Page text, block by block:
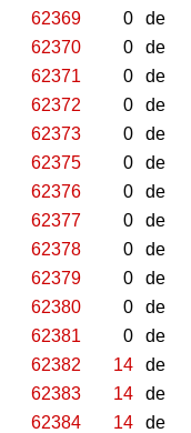
62369
0 de
62370
0 de
62371
0 de
62372
0 de
62373
0 de
62375
0 de
62376
0 de
62377
0 de
62378
0 de
62379
0 de
62380
0 de
62381
0 de
62382
14 de
62383
14 de
62384
14 de